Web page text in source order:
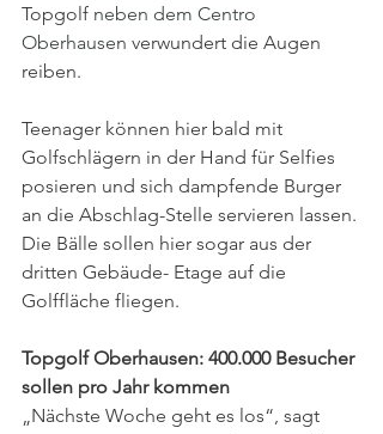
Topgolf neben dem Centro
Oberhausen verwundert die Augen
reiben.
Teenager können hier bald mit
Golfschlägern in der Hand für Selfies
posieren und sich dampfende Burger
an die Abschlag-Stelle servieren lassen.
Die Bälle sollen hier sogar aus der
dritten Gebäude- Etage auf die
Golffläche fliegen.
Topgolf Oberhausen: 400.000 Besucher
sollen pro Jahr kommen
„Nächste Woche geht es los“, sagt